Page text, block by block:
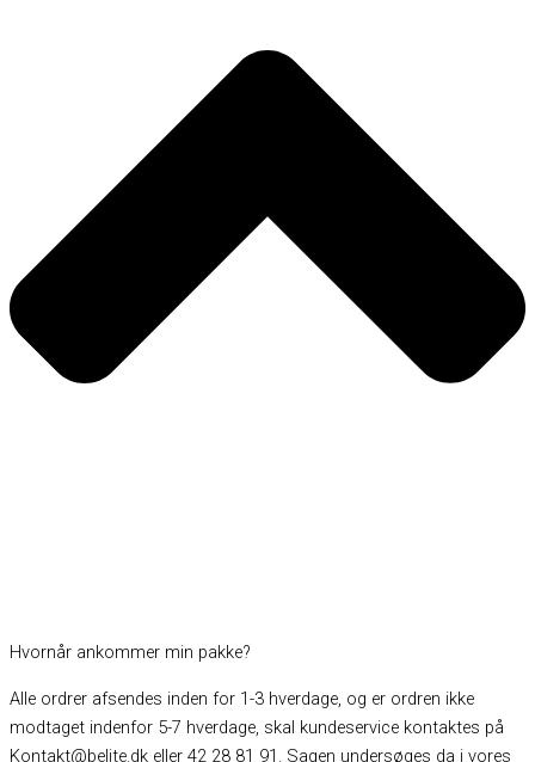
Hvornår ankommer min pakke?
Alle ordrer afsendes inden for 1-3 hverdage, og er ordren ikke
modtaget indenfor 5-7 hverdage, skal kundeservice kontaktes på
Kontakt@belite.dk eller 42 28 81 91. Sagen undersøges da i vores